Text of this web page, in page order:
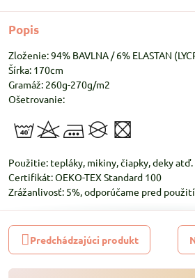
Popis
Zloženie: 94% BAVLNA / 6% ELASTAN
Šírka: 170cm
Gramáž: 260g-270g/m2
Ošetrovanie:
Použitie: tepláky, mikiny, čiapky, deky atď.
Certifikát: OEKO-TEX Standard 100
Zrážanlivosť: 5%, odporúčame pred
Predchádzajúci produkt